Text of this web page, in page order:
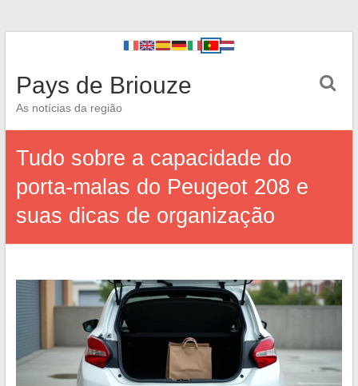
Pays de Briouze
As notícias da região
Tudo sobre a capacidade do
porta-malas do Peugeot 208 e
suas dicas de organização